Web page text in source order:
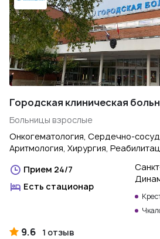
Городская клиническая
Больницы взрослые
Онкогематология, Сердечно-
Аритмология, Хирургия,
Прием 24/7
Есть стационар
9.6 1 отзыв